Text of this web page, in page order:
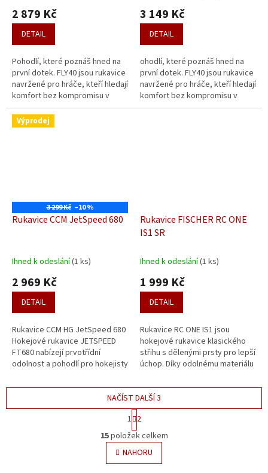
2 879 Kč
DETAIL
Pohodlí, které poznáš hned na
první dotek. FLY40 jsou rukavice
navržené pro hráče, kteří hledají
komfort bez kompromisu v
ochraně. Díky dlaňovému
materiálu TAKTILE ti padnou
do...
3 149 Kč
DETAIL
ohodlí, které poznáš hned na
první dotek. FLY40 jsou rukavice
navržené pro hráče, kteří hledají
komfort bez kompromisu v
ochraně. Díky dlaňovému
Výprodej
3 299 Kč –10 %
Rukavice CCM JetSpeed 680
Ihned k odeslání(1 ks)
2 969 Kč
DETAIL
Rukavice CCM HG JetSpeed 680
Hokejové rukavice JETSPEED
FT680 nabízejí prvotřídní
odolnost a pohodlí pro hokejisty
vyztužené a vyplněné kvalitní
Rukavice FISCHER RC ONE
IS1 SR
Ihned k odeslání(1 ks)
1 999 Kč
DETAIL
Rukavice RC ONE IS1 jsou
hokejové rukavice klasického
střihu s dělenými prsty pro lepší
úchop. Díky odolnému materiálu
perfektně hodí pro amatérské...
O
v
l
á
NAČÍST DALŠÍ 3
S
t
r
á
n
k
1 2
15položek celkem
NAHORU